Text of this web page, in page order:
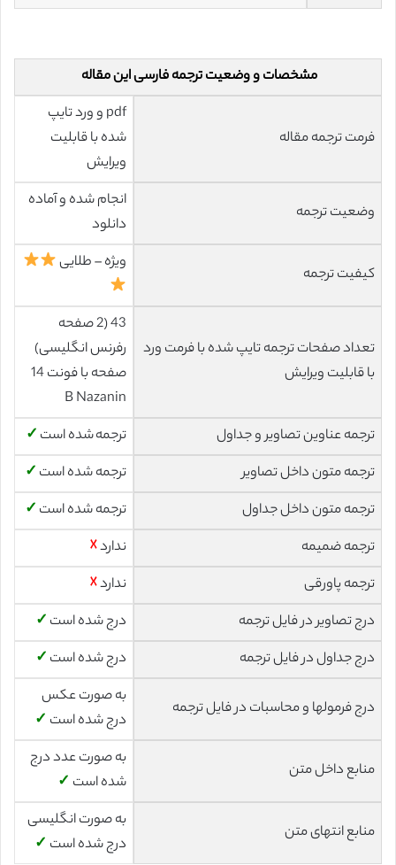
مشخصات و وضعیت ترجمه فارسی این مقاله
فرمت ترجمه مقاله
pdf و ورد تایپ
شده با قابلیت
ویرایش
وضعیت ترجمه
انجام شده و آماده
دانلود
کیفیت ترجمه
ویژه – طلایی
تعداد صفحات ترجمه تایپ شده با فرمت ورد
با قابلیت ویرایش
43 (2 صفحه
رفرنس انگلیسی)
صفحه با فونت 14
B Nazanin
ترجمه عناوین تصاویر و جداول
ترجمه شده است ✓
ترجمه متون داخل تصاویر
ترجمه شده است ✓
ترجمه متون داخل جداول
ترجمه شده است ✓
ترجمه ضمیمه
ندارد☓
ترجمه پاورقی
ندارد☓
درج تصاویر در فایل ترجمه
درج شده است ✓
درج جداول در فایل ترجمه
درج شده است ✓
درج فرمولها و محاسبات در فایل ترجمه
به صورت عکس
درج شده است ✓
منابع داخل متن
به صورت عدد درج
شده است ✓
منابع انتهای متن
به صورت انگلیسی
درج شده است ✓